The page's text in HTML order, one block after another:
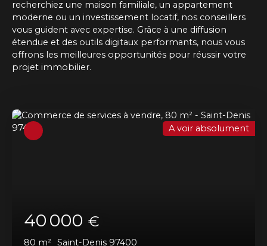
recherchiez une maison familiale, un appartement
moderne ou un investissement locatif, nos conseillers
vous guident avec expertise. Grâce à une diffusion
étendue et des outils digitaux performants, nous vous
offrons les meilleures opportunités pour réussir votre
projet immobilier.
40 000 €
80 m² Saint-Denis 97400
A voir absolument